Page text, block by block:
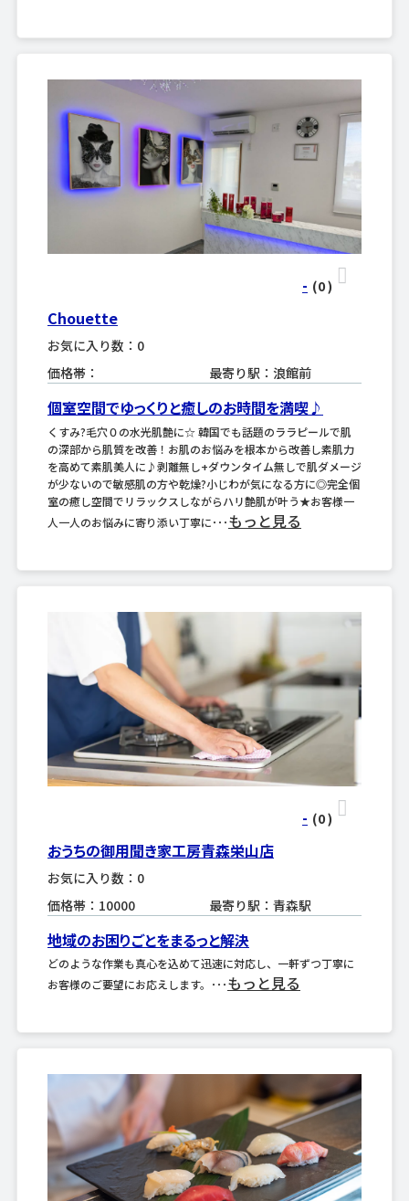
Chouette
お気に入り数：0
価格帯：
最寄り駅：浪館前
- (0)
個室空間でゆっくりと癒しのお時間を満喫♪
くすみ?毛穴０の水光肌艶に☆ 韓国でも話題のララピールで肌
の深部から肌質を改善！お肌のお悩みを根本から改善し素肌力
を高めて素肌美人に♪剥離無し+ダウンタイム無しで肌ダメージ
が少ないので敏感肌の方や乾燥?小じわが気になる方に◎完全個
室の癒し空間でリラックスしながらハリ艶肌が叶う★お客様一
人一人のお悩みに寄り添い丁寧に･･･もっと見る
おうちの御用聞き家工房青森栄山店
お気に入り数：0
価格帯：10000
最寄り駅：青森駅
- (0)
地域のお困りごとをまるっと解決
どのような作業も真心を込めて迅速に対応し、一軒ずつ丁寧に
お客様のご要望にお応えします。･･･もっと見る